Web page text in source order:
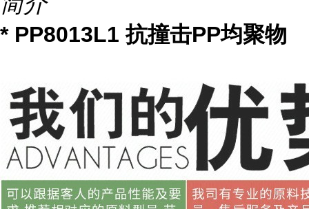
* PP8013L1 抗撞击PP均聚物